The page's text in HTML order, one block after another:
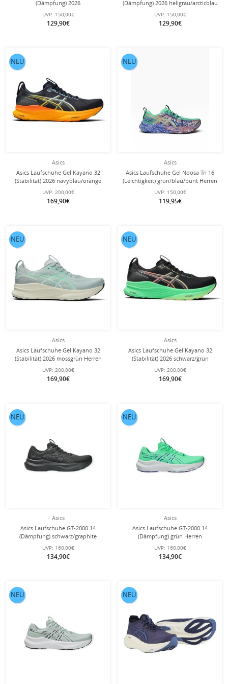
(Dämpfung) 2026
schwarz/kobaltblau Herren
UVP: 150,00€
129,90€
(Dämpfung) 2026 hellgrau/arcticblau
Herren
UVP: 150,00€
129,90€
Asics
Asics Laufschuhe Gel Kayano 32
(Stabilität) 2026 navyblau/orange
Herren
UVP: 200,00€
169,90€
NEU
Asics
Asics Laufschuhe Gel Noosa Tri 16
(Leichtigkeit) grün/blau/bunt Herren
UVP: 150,00€
119,95€
NEU
Asics
Asics Laufschuhe Gel Kayano 32
(Stabilität) 2026 mossgrün Herren
UVP: 200,00€
169,90€
NEU
Asics
Asics Laufschuhe Gel Kayano 32
(Stabilität) 2026 schwarz/grün
Herren
UVP: 200,00€
169,90€
NEU
Asics
Asics Laufschuhe GT-2000 14
(Dämpfung) schwarz/graphite
Herren
UVP: 160,00€
134,90€
NEU
Asics
Asics Laufschuhe GT-2000 14
(Dämpfung) grün Herren
UVP: 160,00€
134,90€
NEU
NEU NEU